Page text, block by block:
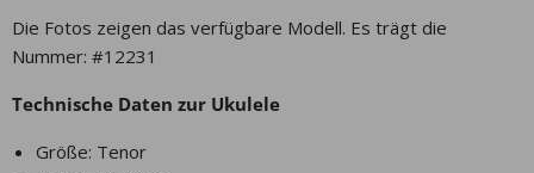
Die Fotos zeigen das verfügbare Modell. Es trägt die
Nummer: #12231
Technische Daten zur Ukulele
Größe: Tenor
Bis einschließlich 2. Juni sind wir geschäftlich & privat unterwegs. Du kannst
weiterhin bestellen, unsere Vertretung bringt 2x pro Woche Sendungen auf